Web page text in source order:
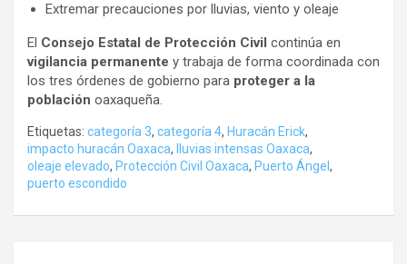
Extremar precauciones por lluvias, viento y oleaje
El Consejo Estatal de Protección Civil continúa en
vigilancia permanente y trabaja de forma coordinada con
los tres órdenes de gobierno para proteger a la
población oaxaqueña.
Etiquetas: categoría 3, categoría 4, Huracán Erick,
impacto huracán Oaxaca, lluvias intensas Oaxaca,
oleaje elevado, Protección Civil Oaxaca, Puerto Ángel ,
puerto escondido